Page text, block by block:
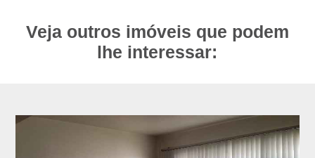
Veja outros imóveis que podem
lhe interessar: